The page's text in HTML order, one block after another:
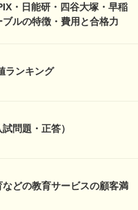
・日能研・四谷大塚・早稲
ルの特徴・費用と合格力
ランキング
問題・正答）
などの教育サービスの顧客満